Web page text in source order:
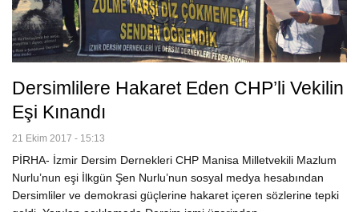
Dersimlilere Hakaret Eden CHP’li Vekilin
Eşi Kınandı
21 Ekim 2017 - 15:13
PİRHA- İzmir Dersim Dernekleri CHP Manisa Milletvekili Mazlum
Nurlu’nun eşi İlkgün Şen Nurlu’nun sosyal medya hesabından
Dersimliler ve demokrasi güçlerine hakaret içeren sözlerine tepki